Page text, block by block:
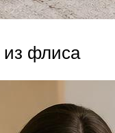
флиса